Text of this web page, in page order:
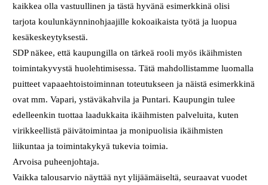
kaikkea olla vastuullinen ja tästä hyvänä esimerkkinä olisi
tarjota koulunkäynninohjaajille kokoaikaista työtä ja luopua
kesäkeskeytyksestä.
SDP näkee, että kaupungilla on tärkeä rooli myös ikäihmisten
toimintakyvystä huolehtimisessa. Tätä mahdollistamme luomalla
puitteet vapaaehtoistoiminnan toteutukseen ja näistä esimerkkinä
ovat mm. Vapari, ystäväkahvila ja Puntari. Kaupungin tulee
edelleenkin tuottaa laadukkaita ikäihmisten palveluita, kuten
virikkeellistä päivätoimintaa ja monipuolisia ikäihmisten
liikuntaa ja toimintakykyä tukevia toimia.
Arvoisa puheenjohtaja.
Vaikka talousarvio näyttää nyt ylijäämäiseltä, seuraavat vuodet